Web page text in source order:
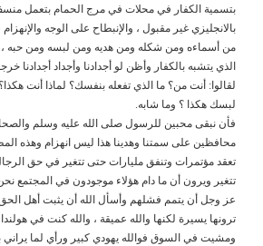
بتسمية الكفار في محلات في مرج الحمام بتعمل
باﻻنجليزي غير مقبول ، واﻹنبطاح على الوجه
من أسماءه ومن شكله ومن هديه ومن لبسه ومن حبه
الذي يتشبه بالكفار وأظن لو أجدادنا وأجداد أجدادنا
لقالوا: أنت من؟ ما الذي تفعله بنفسك؟ لماذا أنت
لبسك هكذا ؟ وما شابه.
فأن نبقى محبين للرسول صلى الله عليه وسلم
محافظين على سمتنا وهدينا هذا ليس انهزام وهذه
تعقد مؤتمرات وتنفق مليارات حتى تتغير في حق
تتغير ويرون أن ما دام هؤﻻء موجودون في المجتمع
عز وجل أن يتمم فشلهم وأسأل الله أن يثبت أهل
ترونها يسيرة لكنها والله عميقة ، والله كنت في
ومشيت في السوق فوالله يهودي كبير ورأي لما